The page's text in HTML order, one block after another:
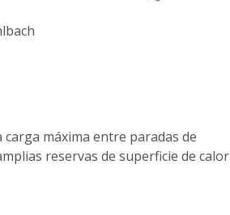
máxima entre paradas de
reservas de superficie de calor